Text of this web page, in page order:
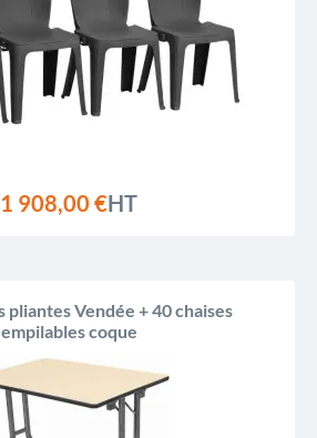
1 908,00 €HT
pliantes Vendée + 40 chaises
empilables coque